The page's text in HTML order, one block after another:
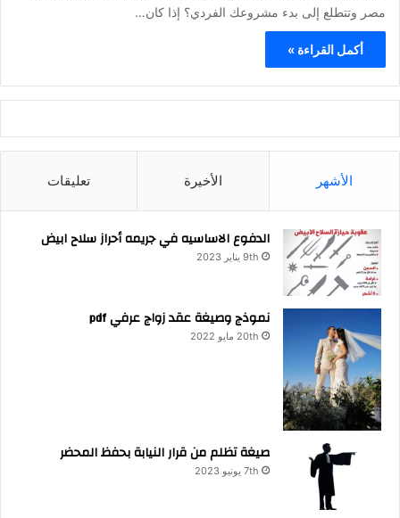
مصر وتتطلع إلى بدء مشروعك الفردي؟ إذا كان…
أكمل القراءة »
الأشهر الأخيرة تعليقات
الدفوع الاساسيه في جريمه أحراز سلاح ابيض
9th يناير 2023
نموذج وصيغة عقد زواج عرفي pdf
20th مايو 2022
صيغة تظلم من قرار النيابة بحفظ المحضر
7th يونيو 2023